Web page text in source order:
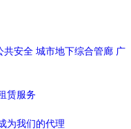
共安全 城市地下综合管廊 广
赁服务
为我们的代理